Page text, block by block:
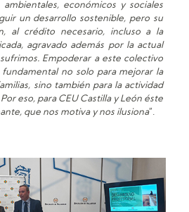
económicos y sociales
un desarrollo sostenible, pero su
al crédito necesario, incluso a la
agravado además por la actual
Empoderar a este colectivo
no solo para mejorar la
sino también para la actividad
eso, para CEU Castilla y León éste
que nos motiva y nos ilusiona”.